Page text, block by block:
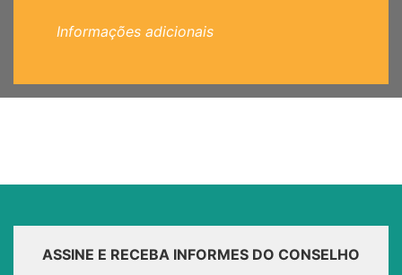
Informações adicionais
ASSINE E RECEBA INFORMES DO CONSELHO